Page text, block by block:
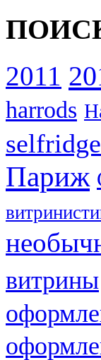
2011
harrods
Париж
витрины